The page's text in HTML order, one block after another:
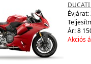
Évjárat:
Ár: 8
Akciós